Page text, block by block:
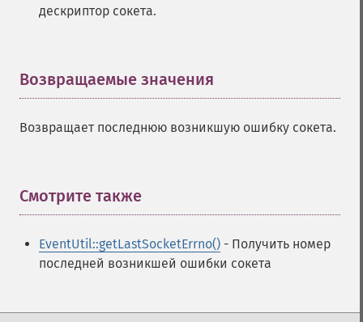
дескриптор сокета.
Возвращаемые значения
Возвращает последнюю возникшую ошибку сокета.
Смотрите также
EventUtil::getLastSocketErrno() - Получить номер
последней возникшей ошибки сокета